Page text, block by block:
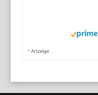
* Anzeige